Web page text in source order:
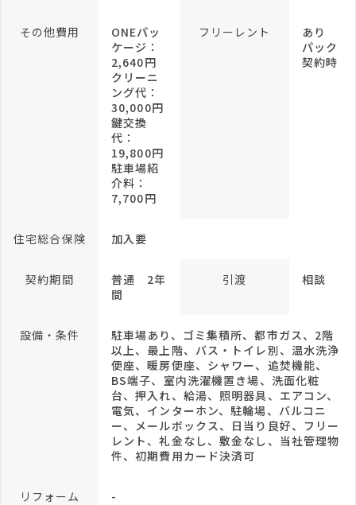
その他費用
ONEパッ
ケージ：
2,640円
クリーニ
ング代：
30,000円
鍵交換
代：
19,800円
駐車場紹
介料：
7,700円
フリーレント
あり
パック
契約時
住宅総合保険 加入要
契約期間
普通 2年
間
引渡 相談
設備・条件
駐車場あり、ゴミ集積所、都市ガス、2階
以上、最上階、バス・トイレ別、温水洗浄
便座、暖房便座、シャワー、追焚機能、
BS端子、室内洗濯機置き場、洗面化粧
台、押入れ、給湯、照明器具、エアコン、
電気、インターホン、駐輪場、バルコニ
ー、メールボックス、日当り良好、フリー
レント、礼金なし、敷金なし、当社管理物
件、初期費用カード決済可
リフォーム -